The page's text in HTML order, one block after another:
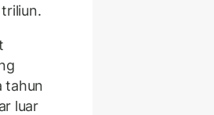
tahun
luar